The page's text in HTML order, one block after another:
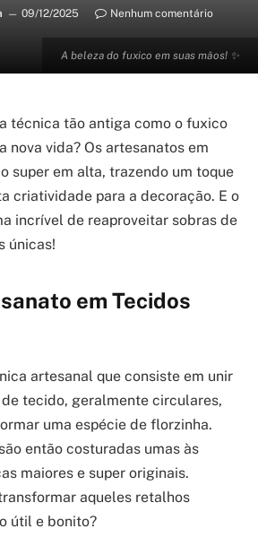
A beleza do fuxico em suas mãos! ✨
09/12/2025
Nenhum comentário
técnica tão antiga como o fuxico
nova vida? Os artesanatos em
super em alta, trazendo um toque
criatividade para a decoração. E o
incrível de reaproveitar sobras de
únicas!
em Tecidos
artesanal que consiste em unir
tecido, geralmente circulares,
uma espécie de florzinha.
então costuradas umas às
maiores e super originais.
aqueles retalhos
útil e bonito?